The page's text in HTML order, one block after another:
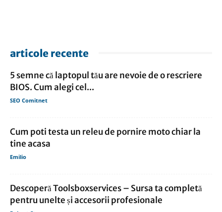
articole recente
5 semne că laptopul tău are nevoie de o rescriere
BIOS. Cum alegi cel...
SEO Comitnet
Cum poti testa un releu de pornire moto chiar la
tine acasa
Emilio
Descoperă Toolsboxservices – Sursa ta completă
pentru unelte și accesorii profesionale